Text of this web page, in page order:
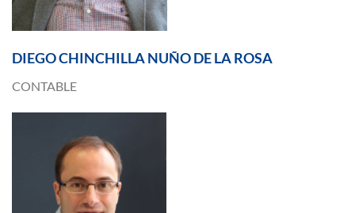
DIEGO CHINCHILLA NUÑO DE LA ROSA
CONTABLE